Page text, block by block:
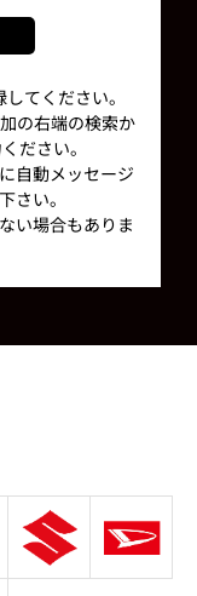
てください。
の右端の検索か
ださい。
自動メッセージ
さい。
い場合もありま